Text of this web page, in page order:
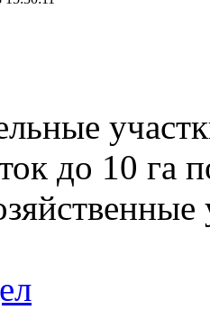
до 10 га